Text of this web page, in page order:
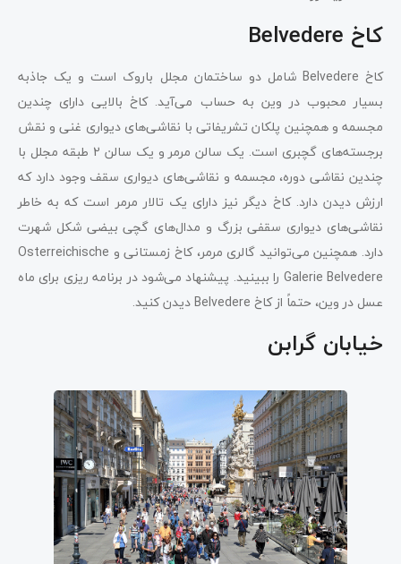
کاخ Belvedere
کاخ Belvedere شامل دو ساختمان مجلل باروک است و یک جاذبه
بسیار محبوب در وین به حساب می‌آید. کاخ بالایی دارای چندین
مجسمه و همچنین پلکان تشریفاتی با نقاشی‌های دیواری غنی و نقش
برجسته‌های گچبری است. یک سالن مرمر و یک سالن 2 طبقه مجلل با
چندین نقاشی دوره، مجسمه و نقاشی‌های دیواری سقف وجود دارد که
ارزش دیدن دارد. کاخ دیگر نیز دارای یک تالار مرمر است که به خاطر
نقاشی‌های دیواری سقفی بزرگ و مدال‌های گچی بیضی شکل شهرت
دارد. همچنین می‌توانید گالری مرمر، کاخ زمستانی و Osterreichische
Galerie Belvedere را ببینید. پیشنهاد می‌شود در برنامه ریزی برای ماه
عسل در وین، حتماً از کاخ Belvedere دیدن کنید.
خیابان گرابن